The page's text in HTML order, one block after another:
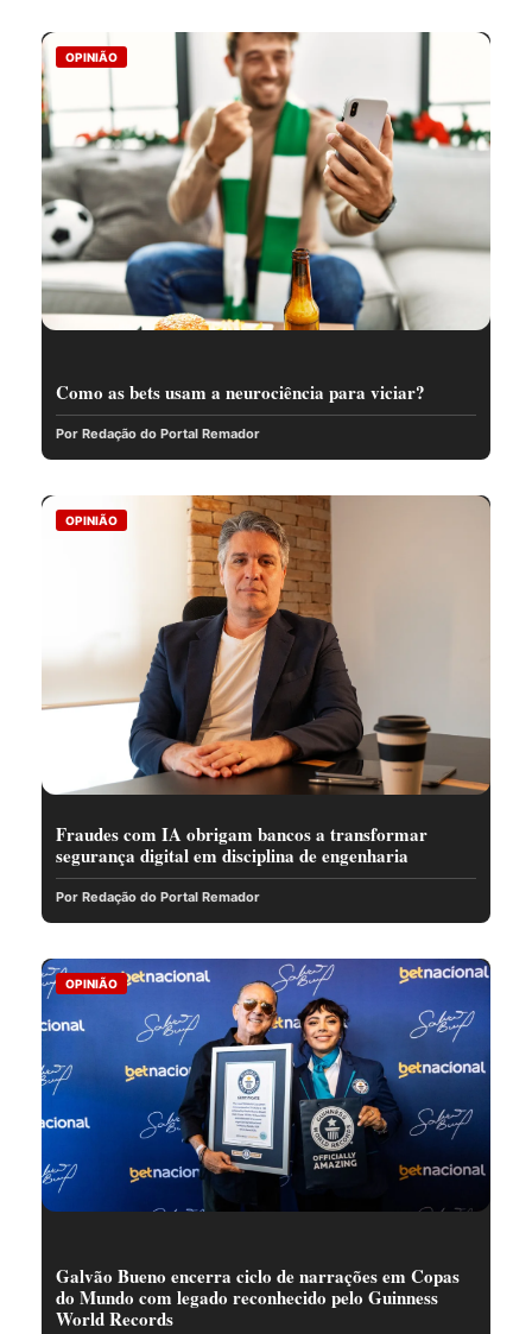
OPINIÃO
Como as bets usam a neurociência para viciar?
Por Redação do Portal Remador
OPINIÃO
Fraudes com IA obrigam bancos a transformar
segurança digital em disciplina de engenharia
Por Redação do Portal Remador
OPINIÃO
Galvão Bueno encerra ciclo de narrações em Copas
do Mundo com legado reconhecido pelo Guinness
World Records